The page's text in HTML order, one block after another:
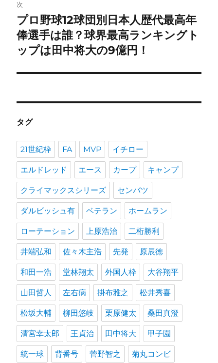
ー
シ
ョ
ン
次
次
の
投
プロ野球12球団別日本人歴代最高年
俸選手は誰？球界最高ランキングト
ップは田中将大の9億円！
タグ
21世紀枠 FA MVP イチロー
エルドレッド エース カープ キャンプ
クライマックスシリーズ センバツ
ダルビッシュ有 ベテラン ホームラン
ローテーション 上原浩治 二桁勝利
井端弘和 佐々木主浩 先発 原辰徳
和田一浩 堂林翔太 外国人枠 大谷翔平
山田哲人 左右病 掛布雅之 松井秀喜
松坂大輔 柳田悠岐 栗原健太 桑田真澄
清宮幸太郎 王貞治 田中将大 甲子園
統一球 背番号 菅野智之 菊丸コンビ